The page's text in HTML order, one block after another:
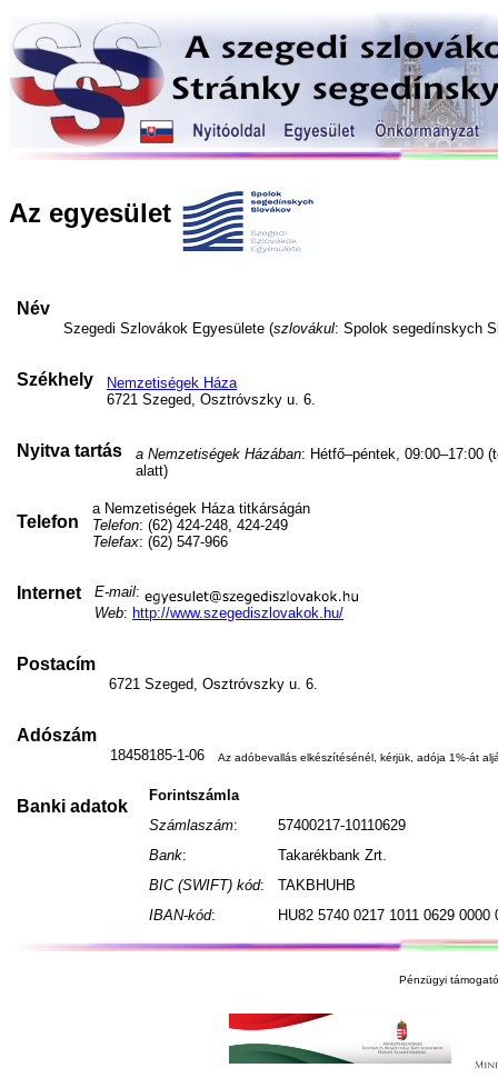
Az egyesület
Név
Szegedi Szlovákok Egyesülete (szlovákul: Spolok segedínskych
Székhely
Nemzetiségek Háza
6721 Szeged, Osztróvszky u. 6.
Nyitva tartás a Nemzetiségek Házában: Hétfő–péntek, 09:00–17:00
alatt)
Telefon
a Nemzetiségek Háza titkárságán
Telefon: (62) 424-248, 424-249
Telefax: (62) 547-966
Internet E-mail:
Web: http://www.szegediszlovakok.hu/
Postacím
6721 Szeged, Osztróvszky u. 6.
Adószám
18458185-1-06 Az adóbevallás elkészítésénél, kérjük, adója 1%-át
Banki adatok
Forintszámla
Számlaszám:
57400217-10110629
Bank:
Takarékbank Zrt.
BIC (SWIFT) kód:
TAKBHUHB
IBAN-kód: HU82 5740 0217 1011 0629 0000
Pénzügyi